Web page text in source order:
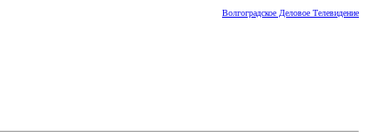
Волгоградское Деловое Телевидение